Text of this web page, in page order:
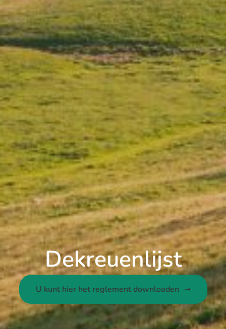
Dekreuenlijst
U kunt hier het reglement downloaden